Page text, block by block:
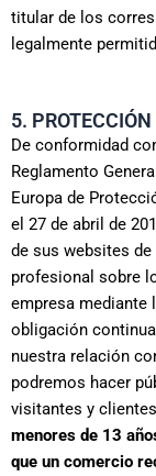
titular de los
legalmente
5.
De conformidad
Reglamento
Europa de
el 27 de abril de
de sus websites
profesional sobre
empresa mediante
obligación
nuestra relación
podremos hacer
visitantes y
menores de 13
que un comercio